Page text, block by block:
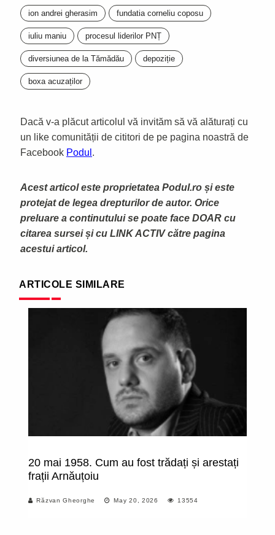
ion andrei gherasim fundatia corneliu coposu
iuliu maniu procesul liderilor PNȚ
diversiunea de la Tămădău depoziție
boxa acuzaților
Dacă v-a plăcut articolul vă invităm să vă alăturați cu
un like comunității de cititori de pe pagina noastră de
Facebook Podul .
Acest articol este proprietatea Podul.ro și este
protejat de legea drepturilor de autor. Orice
preluare a continutului se poate face DOAR cu
citarea sursei și cu LINK ACTIV către pagina
acestui articol.
ARTICOLE SIMILARE
20 mai 1958. Cum au fost trădați și arestați
frații Arnăuțoiu
Răzvan Gheorghe May 20, 2026 13554